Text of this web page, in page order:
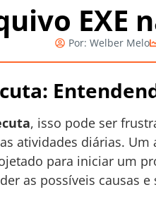
EXE
Por: Welber Melo
, isso pode ser
atividades diárias.
para iniciar um
as possíveis causas e